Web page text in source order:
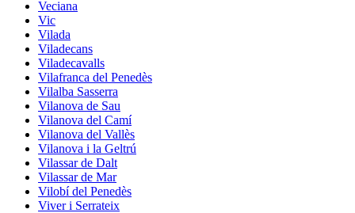
Veciana
Vic
Vilada
Viladecans
Viladecavalls
Vilafranca del Penedès
Vilalba Sasserra
Vilanova de Sau
Vilanova del Camí
Vilanova del Vallès
Vilanova i la Geltrú
Vilassar de Dalt
Vilassar de Mar
Vilobí del Penedès
Viver i Serrateix